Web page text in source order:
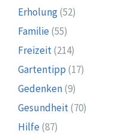
Erholung(52)
Familie (55)
Freizeit(214)
Gartentipp (17)
Gedenken(9)
Gesundheit(70)
Hilfe (87)